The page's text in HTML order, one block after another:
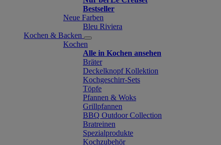
Bestseller
Neue Farben
Bleu Riviera
Kochen & Backen
Kochen
Alle in Kochen ansehen
Bräter
Deckelknopf Kollektion
Kochgeschirr-Sets
Töpfe
Pfannen & Woks
Grillpfannen
BBQ Outdoor Collection
Bratreinen
Spezialprodukte
Kochzubehör